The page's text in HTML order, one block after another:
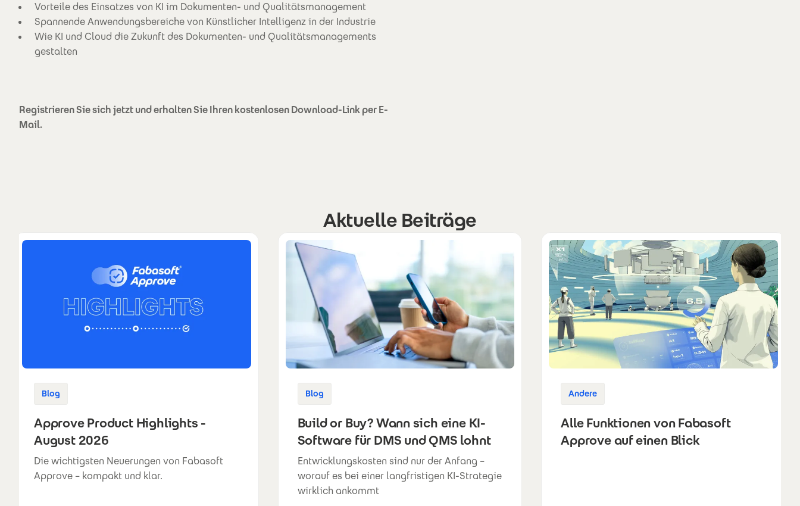
Vorteile des Einsatzes von KI im Dokumenten- und Qualitätsmanagement
Spannende Anwendungsbereiche von Künstlicher Intelligenz in der Industrie
Wie KI und Cloud die Zukunft des Dokumenten- und Qualitätsmanagements
gestalten
Registrieren Sie sich jetzt und erhalten Sie Ihren kostenlosen Download-Link per E-
Mail.
Aktuelle Beiträge
Blog
Approve Product Highlights -
August 2026
Die wichtigsten Neuerungen von Fabasoft
Approve – kompakt und klar.
Blog
Build or Buy? Wann sich eine KI-
Software für DMS und QMS lohnt
Entwicklungskosten sind nur der Anfang –
worauf es bei einer langfristigen KI-Strategie
wirklich ankommt
Andere
Alle Funktionen von Fabasoft
Approve auf einen Blick